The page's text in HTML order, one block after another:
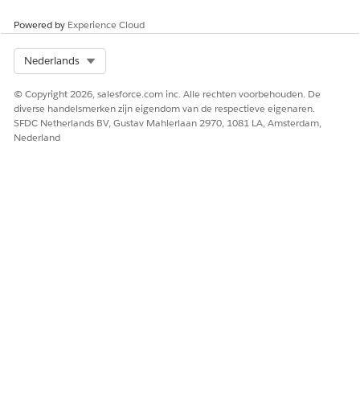
Powered by Experience Cloud
Nederlands
© Copyright 2026, salesforce.com inc. Alle rechten voorbehouden. De
diverse handelsmerken zijn eigendom van de respectieve eigenaren.
SFDC Netherlands BV, Gustav Mahlerlaan 2970, 1081 LA, Amsterdam,
Nederland